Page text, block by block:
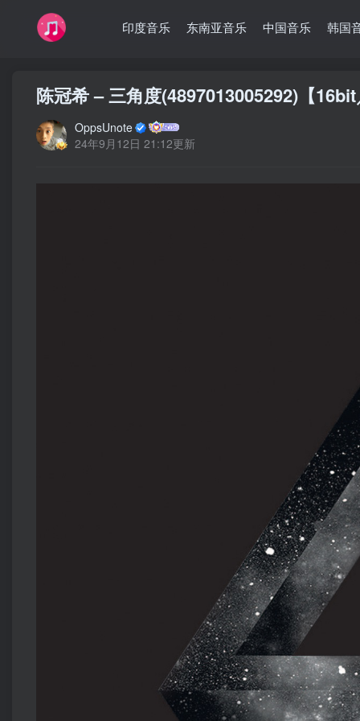
印度音乐 东南亚音乐 中国音乐 韩国
陈冠希 – 三角度(4897013005292)【
OppsUnote
24年9月12日 21:12更新